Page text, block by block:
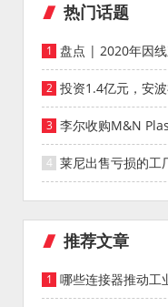
热门话题
盘点 | 2020年因
投资1.4亿元，安
能仓库
李尔收购M&N
统业务
莱尼出售亏损的工
投资者
推荐文章
哪些连接器推动工